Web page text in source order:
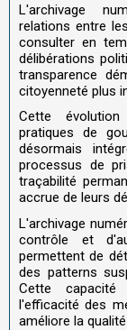
L'archivage
relations entre
consulter en
délibérations
transparence
citoyenneté plus
Cette
pratiques de
désormais
processus de
traçabilité
accrue de leurs
L'archivage
contrôle et
permettent de
des patterns
Cette capacité
l'efficacité des
améliore la